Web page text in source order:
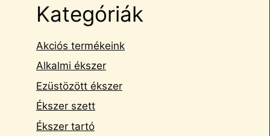
Kategóriák
Akciós termékeink
Alkalmi ékszer
Ezüstözött ékszer
Ékszer szett
Ékszer tartó